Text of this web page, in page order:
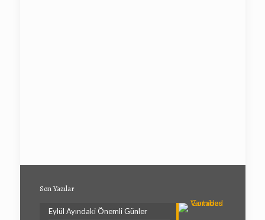
Son Yazılar
Eylül Ayındaki Önemli Günler